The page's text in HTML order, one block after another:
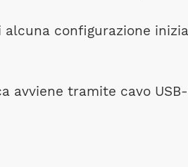
configurazione
avviene tramite cavo USB-